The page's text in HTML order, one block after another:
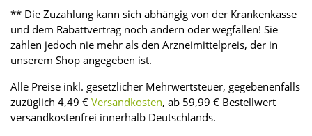
** Die Zuzahlung kann sich abhängig von der Krankenkasse
und dem Rabattvertrag noch ändern oder wegfallen! Sie
zahlen jedoch nie mehr als den Arzneimittelpreis, der in
unserem Shop angegeben ist.
Alle Preise inkl. gesetzlicher Mehrwertsteuer, gegebenenfalls
zuzüglich 4,49 € Versandkosten, ab 59,99 € Bestellwert
versandkostenfrei innerhalb Deutschlands.